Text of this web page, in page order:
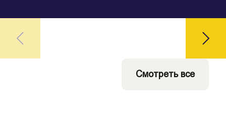
Смотреть все